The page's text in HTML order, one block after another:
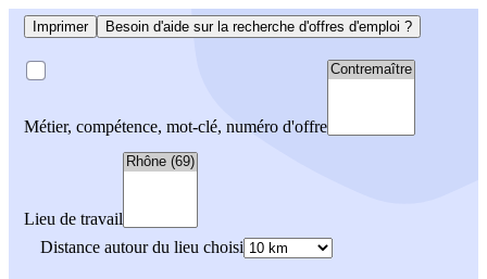
Imprimer Besoin d'aide sur la recherche d'offres d'emploi ?
Métier, compétence, mot-clé, numéro d'offre
Lieu de travail
Distance autour du lieu choisi